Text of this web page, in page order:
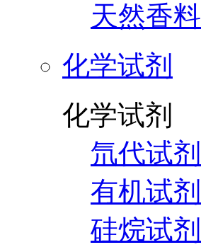
天然香料
化学试剂
化学试剂
氘代试剂
有机试剂
硅烷试剂